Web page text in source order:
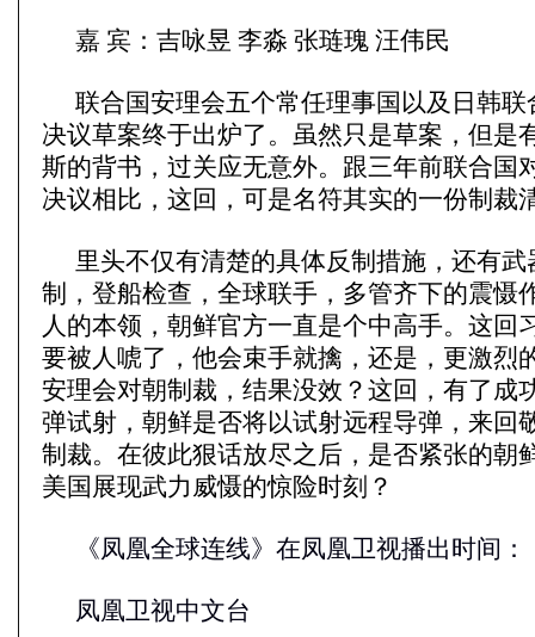
嘉 宾：吉咏昱 李淼 张琏瑰 汪伟民
联合国安理会五个常任理事国以及日韩
决议草案终于出炉了。虽然只是草案，但是
斯的背书，过关应无意外。跟三年前联合国
决议相比，这回，可是名符其实的一份制裁
里头不仅有清楚的具体反制措施，还有
制，登船检查，全球联手，多管齐下的震慑
人的本领，朝鲜官方一直是个中高手。这回
要被人唬了，他会束手就擒，还是，更激烈
安理会对朝制裁，结果没效？这回，有了成
弹试射，朝鲜是否将以试射远程导弹，来回
制裁。在彼此狠话放尽之后，是否紧张的朝
美国展现武力威慑的惊险时刻？
《凤凰全球连线》在凤凰卫视播出时间：
凤凰卫视中文台